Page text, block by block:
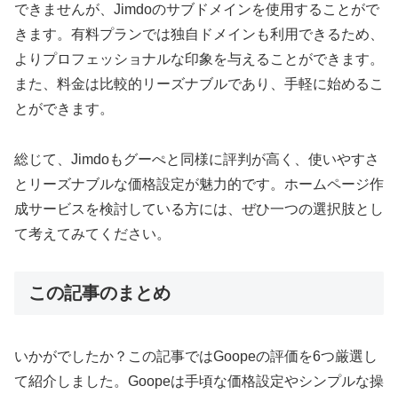
できませんが、Jimdoのサブドメインを使用することがで
きます。有料プランでは独自ドメインも利用できるため、
よりプロフェッショナルな印象を与えることができます。
また、料金は比較的リーズナブルであり、手軽に始めるこ
とができます。
総じて、Jimdoもグーぺと同様に評判が高く、使いやすさ
とリーズナブルな価格設定が魅力的です。ホームページ作
成サービスを検討している方には、ぜひ一つの選択肢とし
て考えてみてください。
この記事のまとめ
いかがでしたか？この記事ではGoopeの評価を6つ厳選し
て紹介しました。Goopeは手頃な価格設定やシンプルな操